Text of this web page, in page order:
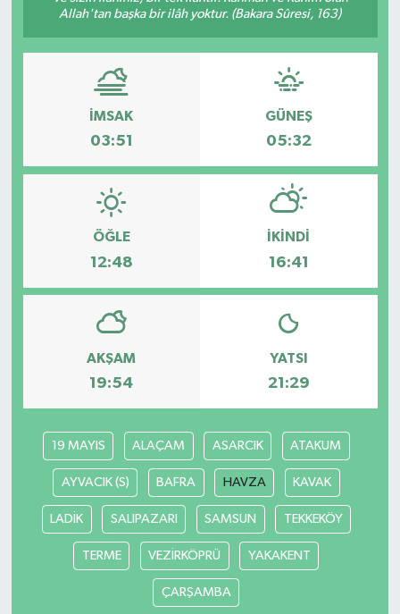
Allah'tan başka bir ilâh yoktur. (Bakara Sûresi, 163)
İMSAK
03:51
GÜNEŞ
05:32
ÖĞLE
12:48
İKINDI
16:41
AKŞAM
19:54
YATSI
21:29
19 MAYIS ALAÇAM ASARCIK ATAKUM
AYVACIK (S) BAFRA HAVZA KAVAK
LADİK SALIPAZARI SAMSUN TEKKEKÖY
TERME VEZİRKÖPRÜ YAKAKENT
ÇARŞAMBA
Eğitim